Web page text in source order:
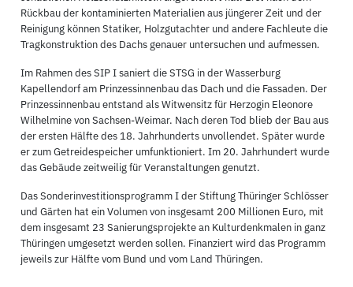
Rückbau der kontaminierten Materialien aus jüngerer Zeit und der
Reinigung können Statiker, Holzgutachter und andere Fachleute die
Tragkonstruktion des Dachs genauer untersuchen und aufmessen.
Im Rahmen des SIP I saniert die STSG in der Wasserburg
Kapellendorf am Prinzessinnenbau das Dach und die Fassaden. Der
Prinzessinnenbau entstand als Witwensitz für Herzogin Eleonore
Wilhelmine von Sachsen-Weimar. Nach deren Tod blieb der Bau aus
der ersten Hälfte des 18. Jahrhunderts unvollendet. Später wurde
er zum Getreidespeicher umfunktioniert. Im 20. Jahrhundert wurde
das Gebäude zeitweilig für Veranstaltungen genutzt.
Das Sonderinvestitionsprogramm I der Stiftung Thüringer Schlösser
und Gärten hat ein Volumen von insgesamt 200 Millionen Euro, mit
dem insgesamt 23 Sanierungsprojekte an Kulturdenkmalen in ganz
Thüringen umgesetzt werden sollen. Finanziert wird das Programm
jeweils zur Hälfte vom Bund und vom Land Thüringen.